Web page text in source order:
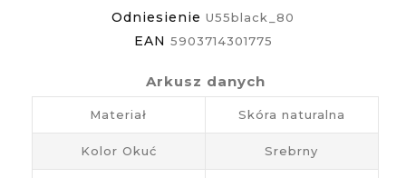
Odniesienie U55black_80
EAN 5903714301775
Arkusz danych
Materiał Skóra naturalna
Kolor Okuć Srebrny